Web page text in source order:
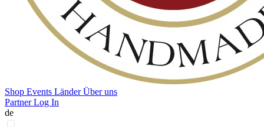
Shop Events LänderÜber uns
Partner Log In
de